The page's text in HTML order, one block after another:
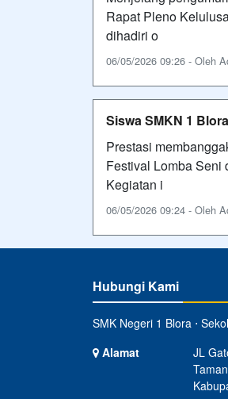
Rapat Pleno
dihadiri o
06/05/2026 09:26 - Oleh
Siswa SMKN 1
Prestasi
Festival Lomba Seni
Kegiatan i
06/05/2026 09:24 - Oleh
Hubungi Kami
SMK Negeri 1 Blora ⋅
Alamat
JL